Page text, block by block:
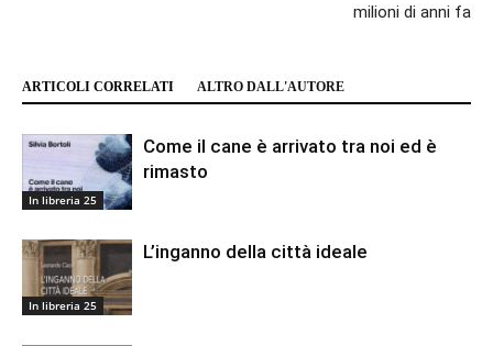
milioni di anni fa
ARTICOLI CORRELATI ALTRO DALL'AUTORE
In libreria 25
Come il cane è arrivato tra noi ed è
rimasto
In libreria 25
L’inganno della città ideale